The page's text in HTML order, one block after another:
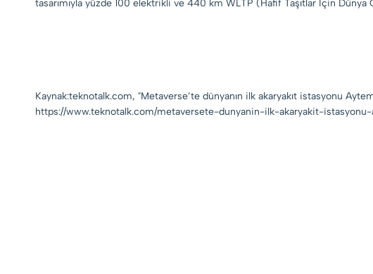
tasarımıyla yüzde 100 elektrikli ve 440 km WLTP (Hafif Taşıtlar İçin
Kaynak:teknotalk.com, "Metaverse’te dünyanın ilk akaryakıt istasyonu
https://www.teknotalk.com/metaversete-dunyanin-ilk-akaryakit-